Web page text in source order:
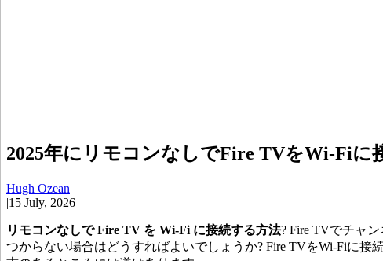
2025年にリモコンなしでFire TVをWi-Fiに
Hugh Ozean
|15 July, 2026
リモコンなしで Fire TV を Wi-Fi に接続する方法? Fire TVでチャ
つからない場合はどうすればよいでしょうか? Fire TVをWi-Fiに